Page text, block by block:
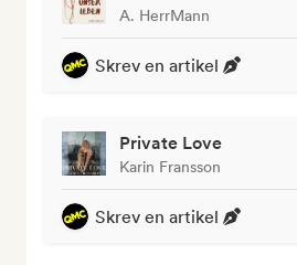
A. HerrMann
Skrev en artikel
Private Love
Karin Fransson
Skrev en artikel